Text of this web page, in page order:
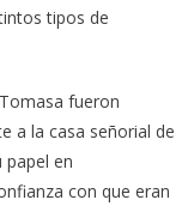
tipos de
fueron
a la casa señorial de
papel en
con que eran